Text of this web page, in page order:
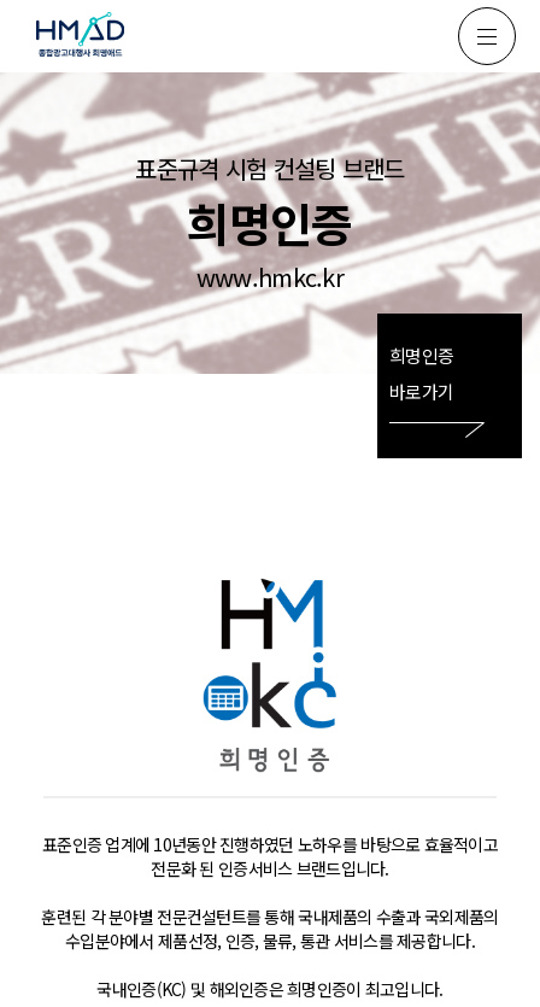
표준규격 시험 컨설팅 브랜드
희명인증
www.hmkc.kr
희명인증
바로가기
표준인증 업계에 10년동안 진행하였던 노하우를 바탕으로 효율적이고
전문화 된 인증서비스 브랜드입니다.
훈련된 각 분야별 전문컨설턴트를 통해 국내제품의 수출과 국외제품의
수입분야에서 제품선정, 인증, 물류, 통관 서비스를 제공합니다.
국내인증(KC) 및 해외인증은 희명인증이 최고입니다.